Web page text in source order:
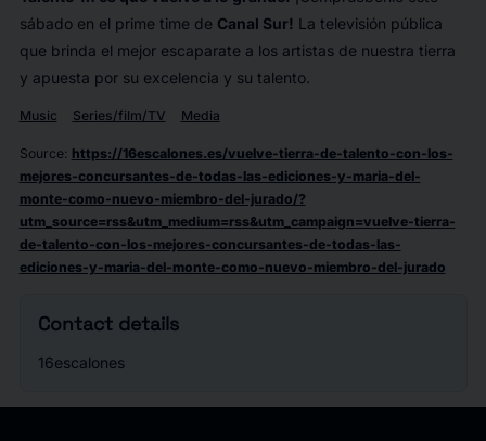
sábado en el prime time de Canal Sur! La televisión pública
que brinda el mejor escaparate a los artistas de nuestra tierra
y apuesta por su excelencia y su talento.
Music Series/film/TV Media
Source: https://16escalones.es/vuelve-tierra-de-talento-con-los-
mejores-concursantes-de-todas-las-ediciones-y-maria-del-
monte-como-nuevo-miembro-del-jurado/?
utm_source=rss&utm_medium=rss&utm_campaign=vuelve-tierra-
de-talento-con-los-mejores-concursantes-de-todas-las-
ediciones-y-maria-del-monte-como-nuevo-miembro-del-jurado
Contact details
16escalones